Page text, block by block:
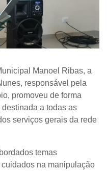
Manoel Ribas, a
responsável pela
promoveu de forma
a todas as
serviços gerais da rede
temas
na manipulação